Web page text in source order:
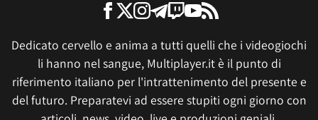
Dedicato cervello e anima a tutti quelli che i videogiochi
li hanno nel sangue, Multiplayer.it è il punto di
riferimento italiano per l'intrattenimento del presente e
del futuro. Preparatevi ad essere stupiti ogni giorno con